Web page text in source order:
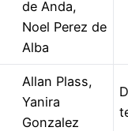
de Anda,
Noel Perez de
Alba
Allan Plass,
Yanira
Gonzalez